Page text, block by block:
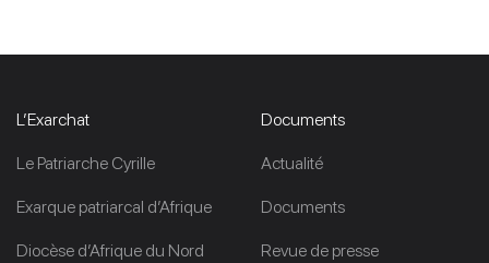
L’Exarchat
Le Patriarche Cyrille
Exarque patriarcal d’Afrique
Diocèse d’Afrique du Nord
Documents
Actualité
Documents
Revue de presse